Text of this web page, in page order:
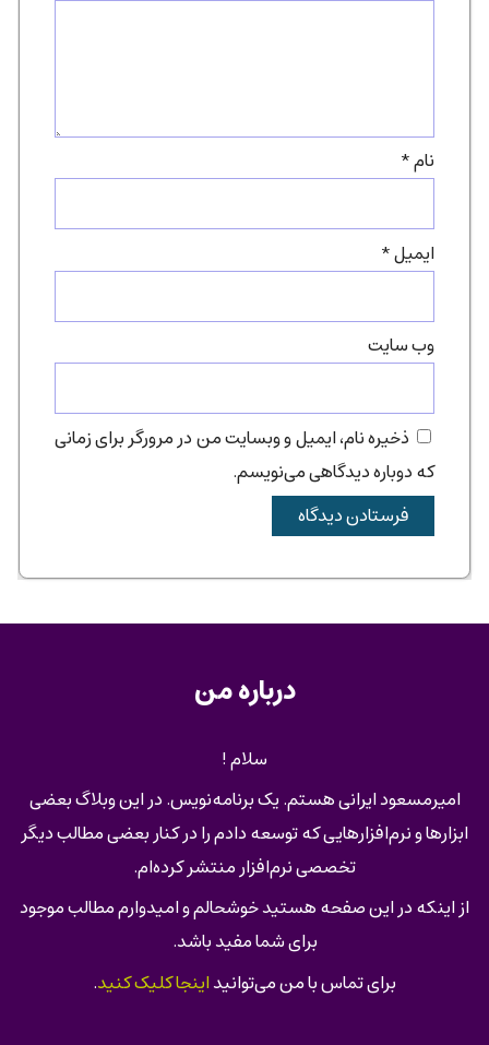
نام*
ایمیل*
وب‌ سایت
ذخیره نام، ایمیل و وبسایت من در مرورگر برای زمانی
که دوباره دیدگاهی می‌نویسم.
درباره من
سلام !
امیرمسعود ایرانی هستم. یک برنامه‌نویس. در این وبلاگ بعضی
ابزارها و نرم‌افزارهایی که توسعه دادم را در کنار بعضی مطالب دیگر
تخصصی نرم‌افزار منتشر کرده‌ام.
از اینکه در این صفحه هستید خوشحالم و امیدوارم مطالب موجود
برای شما مفید باشد.
برای تماس با من می‌توانیداینجا کلیک کنید.